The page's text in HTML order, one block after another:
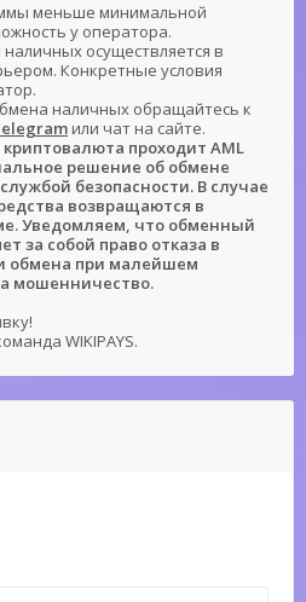
меньше минимальной
у оператора.
осуществляется в
Конкретные условия
наличных обращайтесь к
или чат на сайте.
проходит AML
решение об обмене
безопасности. В случае
возвращаются в
Уведомляем, что обменный
за собой право отказа в
обмена при малейшем
мошенничество.
WIKIPAYS.